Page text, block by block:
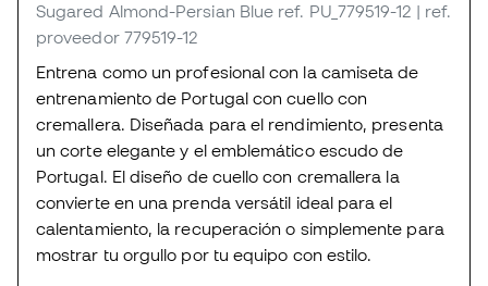
Sugared Almond-Persian Blue ref. PU_779519-12 | ref.
proveedor 779519-12
Entrena como un profesional con la camiseta de
entrenamiento de Portugal con cuello con
cremallera. Diseñada para el rendimiento, presenta
un corte elegante y el emblemático escudo de
Portugal. El diseño de cuello con cremallera la
convierte en una prenda versátil ideal para el
calentamiento, la recuperación o simplemente para
mostrar tu orgullo por tu equipo con estilo.